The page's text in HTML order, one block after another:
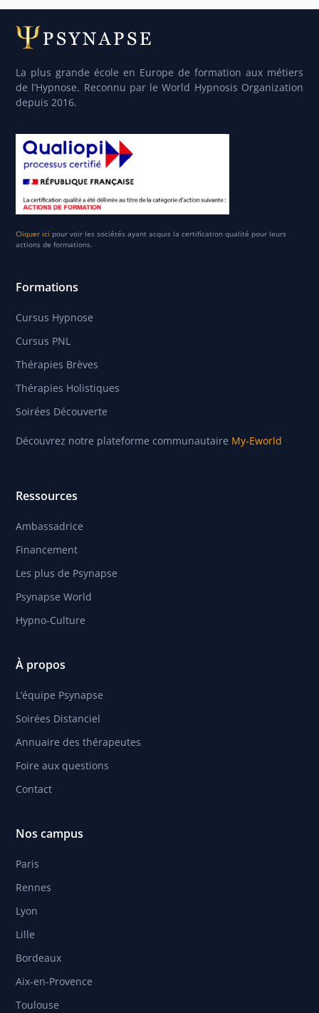
La plus grande école en Europe de formation aux métiers
de l’Hypnose. Reconnu par le World Hypnosis Organization
depuis 2016.
Cliquer ici pour voir les sociétés ayant acquis la certification qualité pour leurs
actions de formations.
Formations
Cursus Hypnose
Cursus PNL
Thérapies Brèves
Thérapies Holistiques
Soirées Découverte
Découvrez notre plateforme communautaire My-Eworld
Ressources
Ambassadrice
Financement
Les plus de Psynapse
Psynapse World
Hypno-Culture
À propos
L’équipe Psynapse
Soirées Distanciel
Annuaire des thérapeutes
Foire aux questions
Contact
Nos campus
Paris
Rennes
Lyon
Lille
Bordeaux
Aix-en-Provence
Toulouse